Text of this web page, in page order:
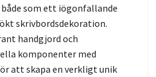
som ett iögonfallande
skrivbordsdekoration.
handgjord och
komponenter med
att skapa en verkligt unik